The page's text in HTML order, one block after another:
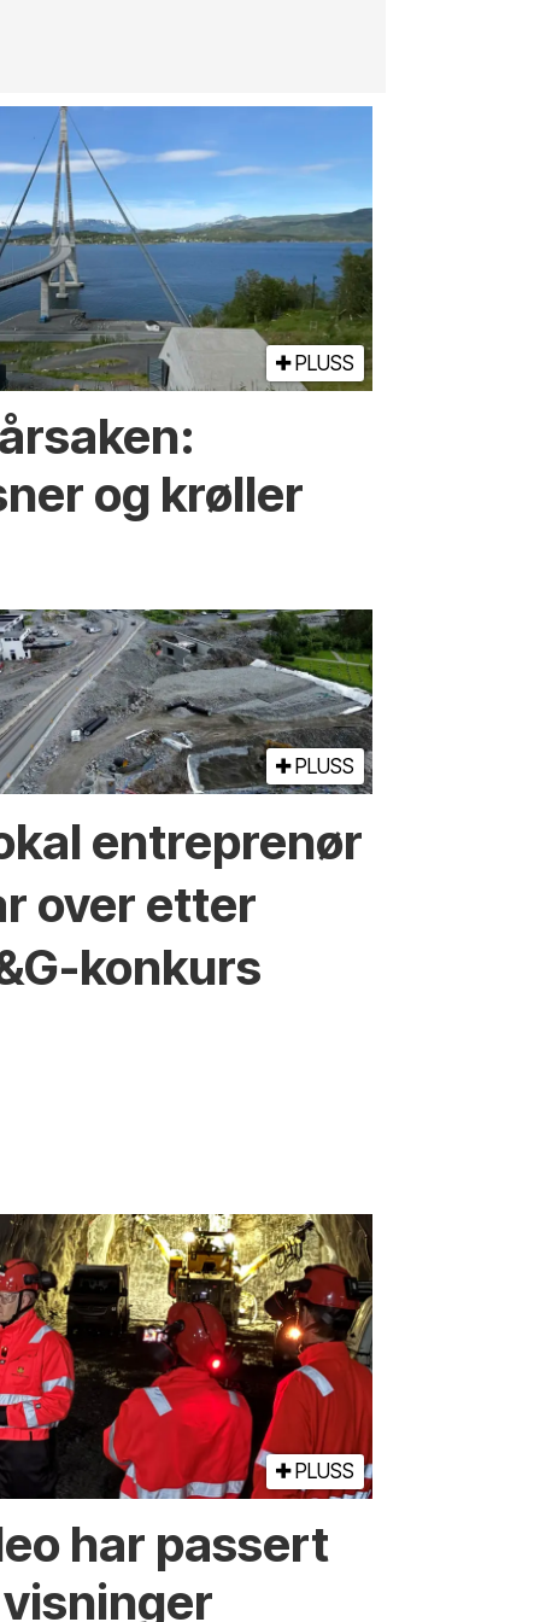
PLUSS
og krøller
PLUSS
entreprenør
over etter
konkurs
PLUSS
har passert